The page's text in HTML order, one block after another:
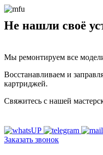
Не нашли своё
Мы ремонтируем все
Восстанавливаем и
картриджей.
Свяжитесь с нашей
Заказать звонок